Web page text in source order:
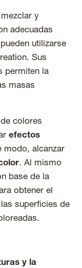
y
adecuadas
utilizarse
Sus
permiten la
masas
colores
efectos
modo, alcanzar
. Al mismo
base de la
obtener el
superficies de
y la